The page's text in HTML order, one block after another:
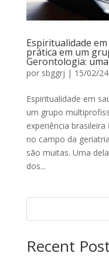
Espiritualidade
prática em um
Gerontologia:
por sbggrj | 15/02/24
Espiritualidade em
um grupo
experiência brasileira
no campo da
são muitas. Uma
dos...
Recent